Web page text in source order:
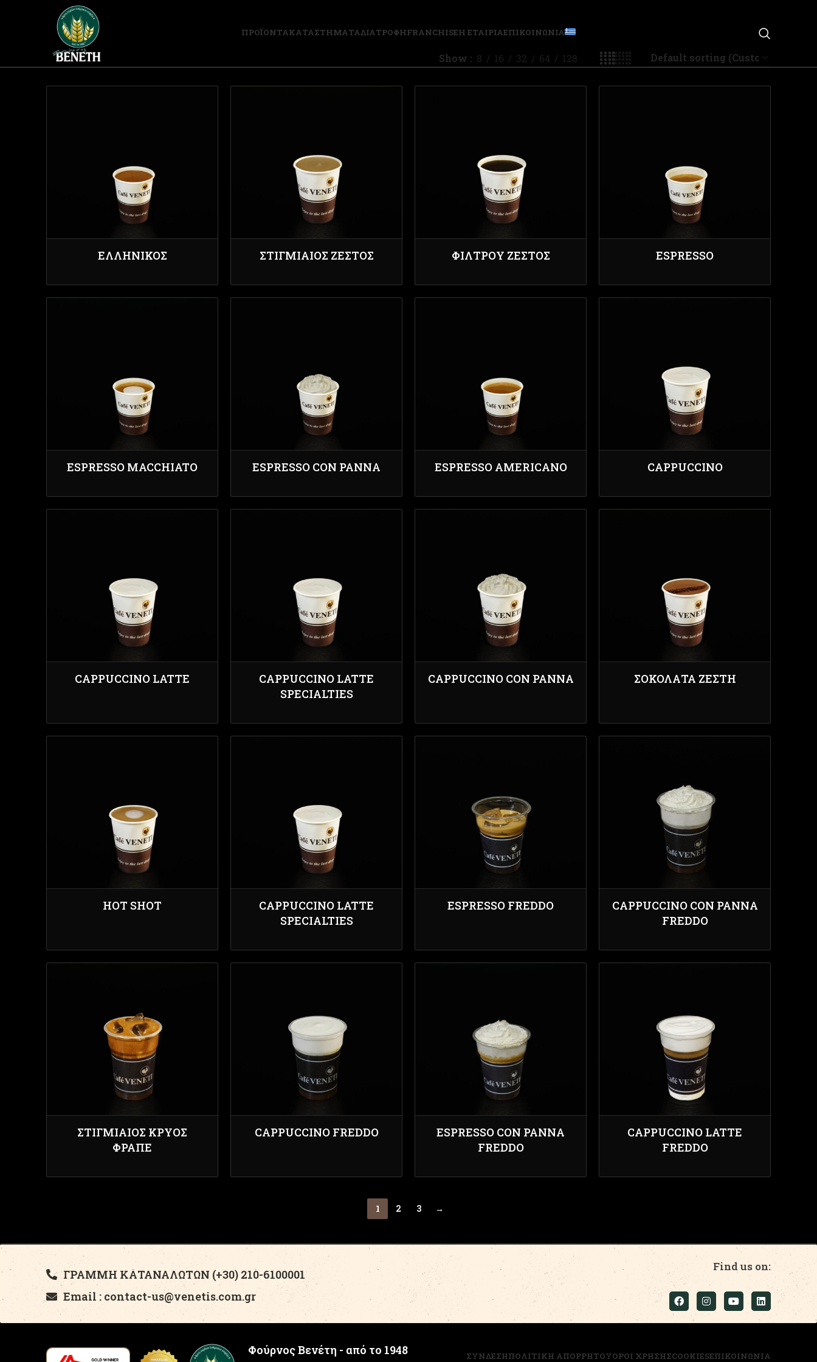
ΠΡΟΪΟΝΤΑΚΑΤΑΣΤΗΜΑΤΑΔΙΑΤΡΟΦΗFRANCHISEΗ ΕΤΑΙΡΙΑΕΠΙΚΟΙΝΩΝΙΑ
Show 8 16 32 64 128
ΕΛΛΗΝΙΚΌΣ ΣΤΙΓΜΙΑΊΟΣ ΖΕΣΤΌΣ ΦΊΛΤΡΟΥ ΖΕΣΤΌΣ ESPRESSO
ESPRESSO MACCHIATO ESPRESSO CON PANNA ESPRESSO AMERICANO CAPPUCCINO
CAPPUCCINO LATTE
CAPPUCCINO LATTE
SPECIALTIES
CAPPUCCINO CON PANNA ΣΟΚΟΛΆΤΑ ΖΕΣΤΉ
HOT SHOT
CAPPUCCINO LATTE
SPECIALTIES
ESPRESSO FREDDO
CAPPUCCINO CON PANNA
FREDDO
ΣΤΙΓΜΙΑΊΟΣ ΚΡΎΟΣ
ΦΡΑΠΈ
CAPPUCCINO FREDDO
ESPRESSO CON PANNA
FREDDO
CAPPUCCINO LATTE
FREDDO
1 2 3 →
ΓΡΑΜΜΗ ΚΑΤΑΝΑΛΩΤΩΝ (+30) 210-6100001
Email : contact-us@venetis.com.gr
Find us on:
Φούρνος Βενέτη - από το 1948 ΣΥΝΔΕΣΗΠΟΛΙΤΙΚΗ ΑΠΟΡΡΗΤΟΥΟΡΟΙ ΧΡΗΣΗΣCOOKIESΕΠΙΚΟΙΝΩΝΙΑ